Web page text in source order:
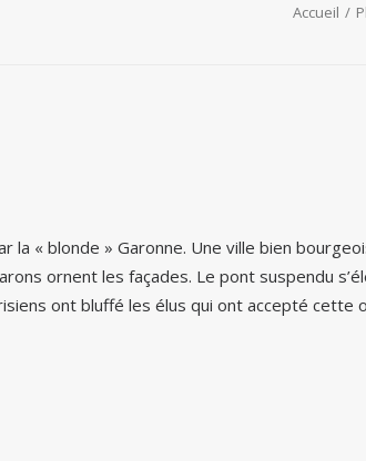
Accueil
« blonde » Garonne. Une ville bien
ornent les façades. Le pont suspendu
ont bluffé les élus qui ont accepté cette